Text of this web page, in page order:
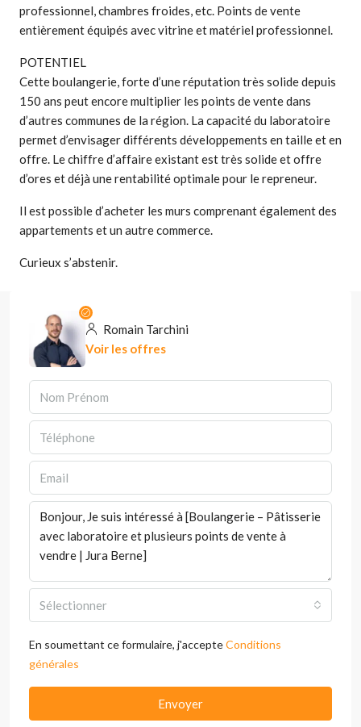
professionnel, chambres froides, etc. Points de vente
entièrement équipés avec vitrine et matériel professionnel.
POTENTIEL
Cette boulangerie, forte d’une réputation très solide depuis
150 ans peut encore multiplier les points de vente dans
d’autres communes de la région. La capacité du laboratoire
permet d’envisager différents développements en taille et en
offre. Le chiffre d’affaire existant est très solide et offre
d’ores et déjà une rentabilité optimale pour le repreneur.
Il est possible d’acheter les murs comprenant également des
appartements et un autre commerce.
Curieux s’abstenir.
Romain Tarchini
Voir les offres
Sélectionner
En soumettant ce formulaire, j'accepteConditions
générales
Envoyer